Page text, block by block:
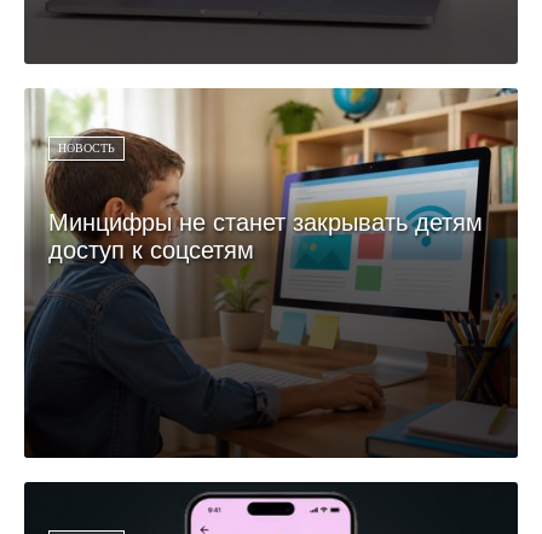
НОВОСТЬ
Минцифры не станет закрывать детям
доступ к соцсетям